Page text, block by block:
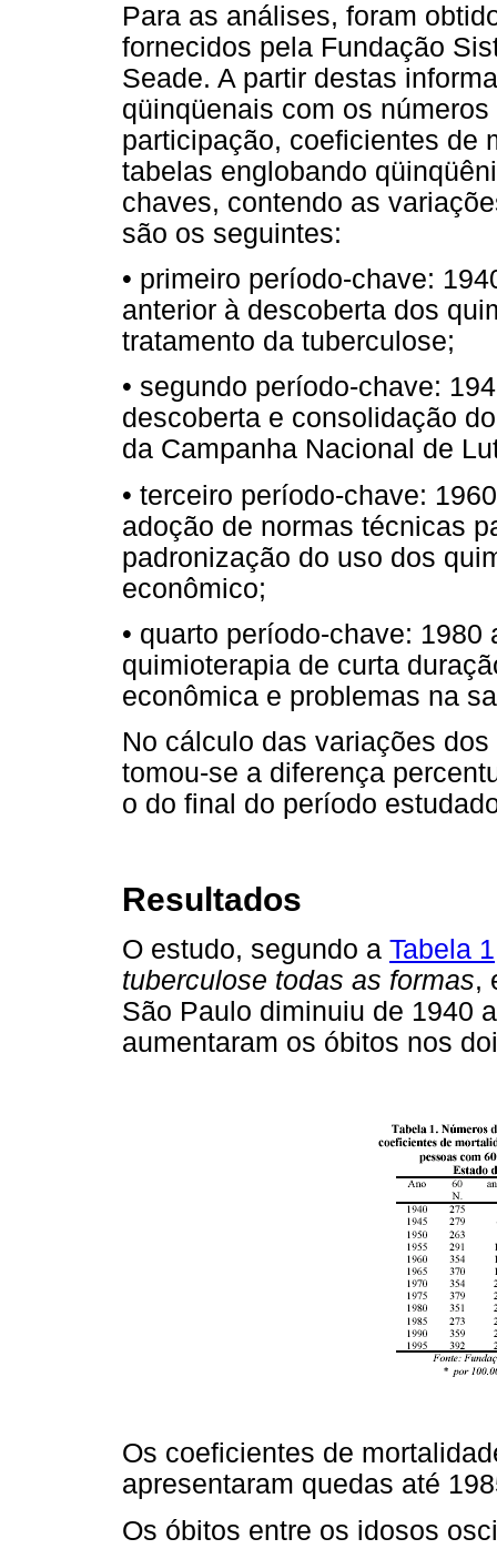
Para as análises, foram
fornecidos pela Fundação
Seade. A partir destas
qüinqüenais com os
participação, coeficientes de
tabelas englobando
chaves, contendo as
são os seguintes:
• primeiro período-chave:
anterior à descoberta dos
tratamento da tuberculose;
• segundo período-chave:
descoberta e consolidação
da Campanha Nacional de
• terceiro período-chave:
adoção de normas técnicas
padronização do uso dos
econômico;
• quarto período-chave:
quimioterapia de curta
econômica e problemas na
No cálculo das variações
tomou-se a diferença
o do final do período
Resultados
O estudo, segundo a Tabela 1
tuberculose todas as formas,
São Paulo diminuiu de 1940
aumentaram os óbitos nos
Os coeficientes de
apresentaram quedas até
Os óbitos entre os idosos